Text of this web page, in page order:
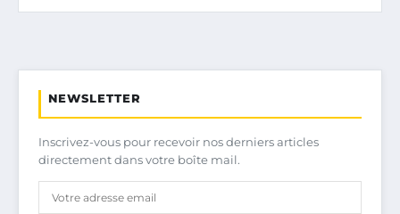
NEWSLETTER
Inscrivez-vous pour recevoir nos derniers articles
directement dans votre boîte mail.